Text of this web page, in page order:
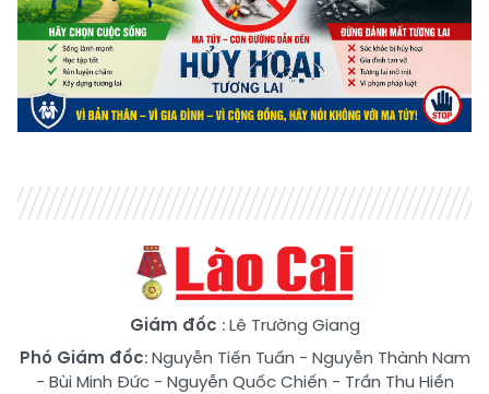
Giám đốc : Lê Trường Giang
Phó Giám đốc:Nguyễn Tiến Tuấn - Nguyễn Thành Nam
- Bùi Minh Đức- Nguyễn Quốc Chiến - Trần Thu Hiền